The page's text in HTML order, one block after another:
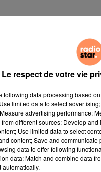
Le respect de votre vie
following data processing based
limited data to select
advertising performance;
different sources; Develop
Use limited data to select
content; Save and
data to offer following
data; Match and combine data